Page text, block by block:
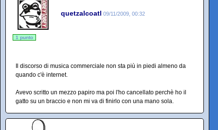
quetzalcoatl 09/11/2009, 00:32
1 punto
Il discorso di musica commerciale non sta più in piedi almeno da
quando c'è internet.
Avevo scritto un mezzo papiro ma poi l'ho cancellato perchè ho il
gatto su un braccio e non mi va di finirlo con una mano sola.